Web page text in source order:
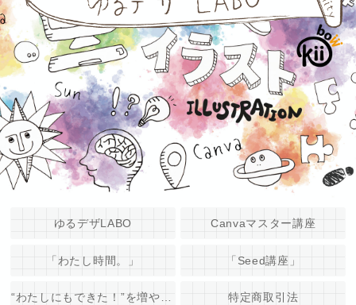
ゆるデザLABO Canvaマスター講座
「わたし時間。」 「Seed講座」
特定商取引法